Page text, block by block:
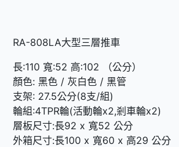
RA-808LA大型三層推車
長:110 寬:52 高:102 （公分）
顏色: 黑色 / 灰白色 / 黑管
支架: 27.5公分(8支/組)
輪組:4TPR輪(活動輪x2,剎車輪x2)
層板尺寸:長92 x 寬52 公分
外箱尺寸:長100 x 寬60 x 高29 公分